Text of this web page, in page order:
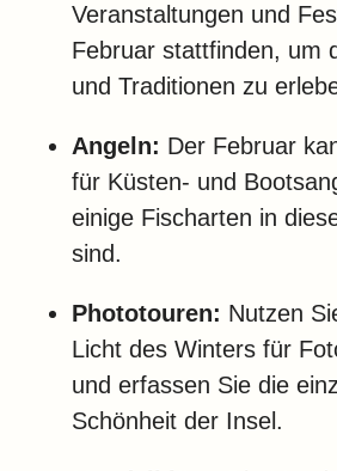
Veranstaltungen und
Februar stattfinden, um
und Traditionen zu
Angeln: Der Februar
für Küsten- und
einige Fischarten in
sind.
Phototouren: Nutzen
Licht des Winters für
und erfassen Sie die
Schönheit der Insel.